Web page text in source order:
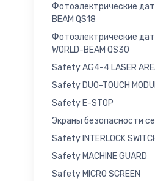
Фотоэлектрические
BEAM QS18
Фотоэлектрические
WORLD-BEAM QS30
Safety AG4-4 LASER
Safety DUO-TOUCH
Safety E-STOP
Экраны безопасности
Safety INTERLOCK
Safety MACHINE GUARD
Safety MICRO SCREEN